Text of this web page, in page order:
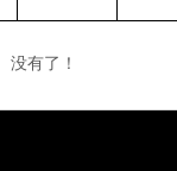
没有了！